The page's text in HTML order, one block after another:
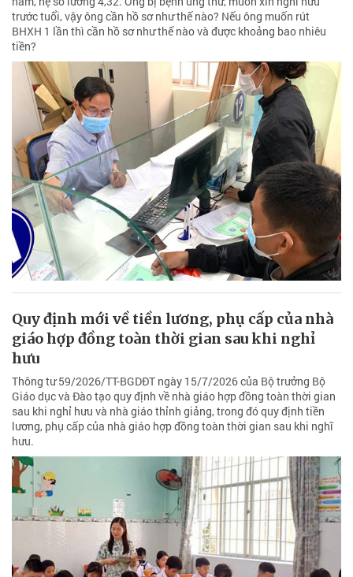
trước tuổi, vậy ông cần hồ sơ như thế nào? Nếu ông muốn rút
BHXH 1 lần thì cần hồ sơ như thế nào và được khoảng bao nhiêu
tiền?
Quy định mới về tiền lương, phụ cấp của nhà
giáo hợp đồng toàn thời gian sau khi nghỉ
hưu
Thông tư 59/2026/TT-BGDĐT ngày 15/7/2026 của Bộ trưởng Bộ
Giáo dục và Đào tạo quy định về nhà giáo hợp đồng toàn thời gian
sau khi nghỉ hưu và nhà giáo thỉnh giảng, trong đó quy định tiền
lương, phụ cấp của nhà giáo hợp đồng toàn thời gian sau khi nghĩ
hưu.